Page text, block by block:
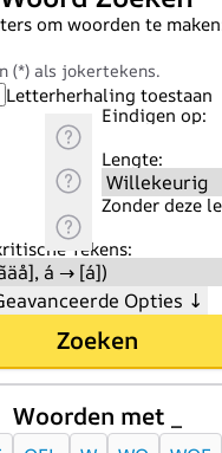
om woorden te
(*) als jokertekens.
Letterherhaling toestaan
Eindigen op:
Lengte:
Zonder deze
Tekens:
Opties ↓
Zoeken
Woorden met _